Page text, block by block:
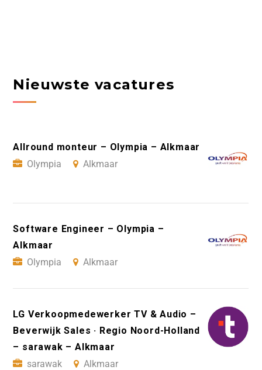
Nieuwste vacatures
Allround monteur – Olympia – Alkmaar
Olympia
Alkmaar
Software Engineer – Olympia –
Alkmaar
Olympia
Alkmaar
LG Verkoopmedewerker TV & Audio –
Beverwijk Sales · Regio Noord-Holland
– sarawak – Alkmaar
sarawak
Alkmaar